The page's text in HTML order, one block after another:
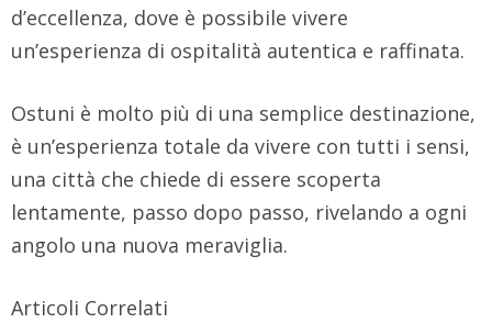
d’eccellenza, dove è possibile vivere
un’esperienza di ospitalità autentica e raffinata.
Ostuni è molto più di una semplice destinazione,
è un’esperienza totale da vivere con tutti i sensi,
una città che chiede di essere scoperta
lentamente, passo dopo passo, rivelando a ogni
angolo una nuova meraviglia.
Articoli Correlati